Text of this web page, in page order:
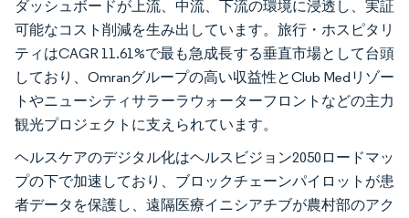
ダッシュボードが上流、中流、下流の環境に浸透し、実証
可能なコスト削減を生み出しています。旅行・ホスピタリ
ティはCAGR 11.61%で最も急成長する垂直市場として台頭
しており、Omranグループの高い収益性とClub Medリゾー
トやニューシティサラーラウォーターフロントなどの主力
観光プロジェクトに支えられています。
ヘルスケアのデジタル化はヘルスビジョン2050ロードマッ
プの下で加速しており、ブロックチェーンパイロットが患
者データを保護し、遠隔医療イニシアチブが農村部のアク